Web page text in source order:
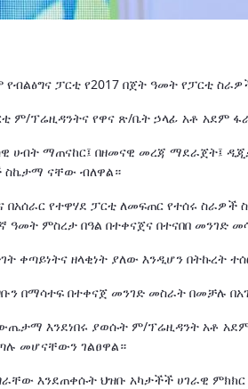
የብልፅግና ፓርቲ የ2017 በጀት ዓመት የፓርቲ
ም/ፕሬዚዳንትና የዋና ጽ/ቤት ኃላፊ አቶ አደም
ሀብት ማጠናከር፤ በዘመናዊ መረጃ ማደራጀት፤
ስኬታማ ናቸው ብለዋል።
በአሰራር የተዋሃደ ፓርቲ ለመፍጠር የተሰሩ
ዓመት ምስረታ በዓል በተቀናጀና በተናበበ መንገድ
ቀጣይነትና ዘላቂነት ያለው እንዲሆን በትኩረት
በማሳተፍ በተቀናጀ መንገድ መስራት በመቻሉ
እንደነበሩ ያወሱት ም/ፕሬዚዳንት አቶ
መሆናቸውን ገልፀዋል።
እንደጠቀሱት ህዝቡ አካታችች ሀገራዊ